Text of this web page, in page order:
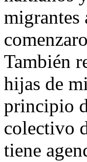
migrantes
También
hijas de
principio
colectivo
tiene